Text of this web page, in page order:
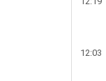
12:03